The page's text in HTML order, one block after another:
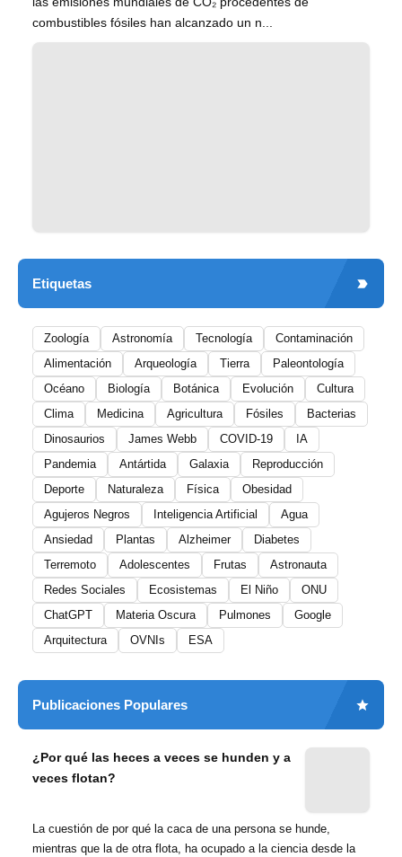
combustibles fósiles han alcanzado un n...
Etiquetas
Zoología Astronomía Tecnología
Contaminación
Alimentación
Arqueología Tierra
Paleontología
Océano
Biología Botánica Evolución
Cultura
Clima
Medicina Agricultura Fósiles
Bacterias
Dinosaurios
James Webb COVID-19
IA
Pandemia
Antártida Galaxia
Reproducción
Deporte
Naturaleza Física
Obesidad
Agujeros Negros
Inteligencia Artificial
Agua
Ansiedad
Plantas Alzheimer
Diabetes
Terremoto
Adolescentes Frutas
Astronauta
Redes Sociales
Ecosistemas El Niño
ONU
ChatGPT
Materia Oscura Pulmones
Google
Arquitectura
OVNIs ESA
Publicaciones Populares
¿Por qué las heces a veces se hunden y a
veces flotan?
La cuestión de por qué la caca de una persona se hunde,
mientras que la de otra flota, ha ocupado a la ciencia desde la